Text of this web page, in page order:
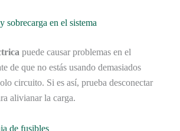
sobrecarga en el sistema
puede causar problemas en el
de que no estás usando demasiados
circuito. Si es así, prueba desconectar
alivianar la carga.
de fusibles